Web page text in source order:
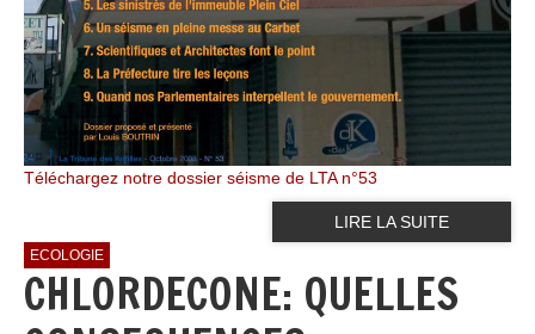
Téléchargez notre dossier séisme de LTA n°53
LIRE LA SUITE
ECOLOGIE
CHLORDECONE: QUELLES